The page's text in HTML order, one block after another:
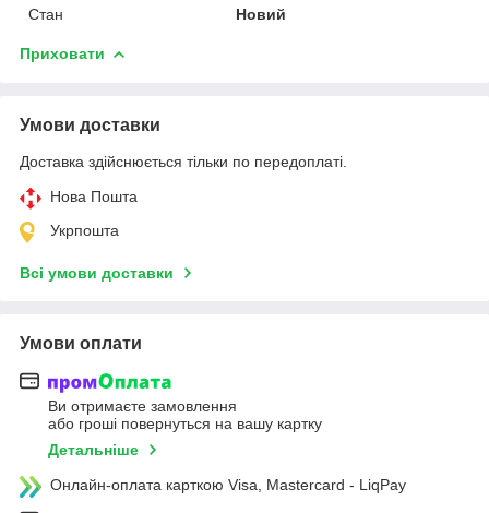
Стан
Новий
Приховати
Умови доставки
Доставка здійснюється тільки по передоплаті.
Нова Пошта
Укрпошта
Всі умови доставки
Умови оплати
Ви отримаєте замовлення
або гроші повернуться на вашу картку
Детальніше
Онлайн-оплата карткою Visa, Mastercard - LiqPay